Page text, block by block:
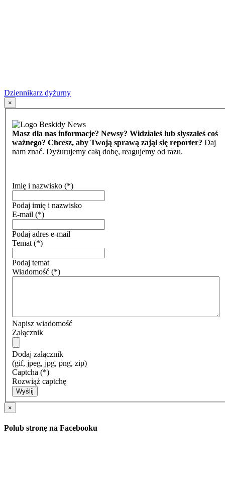
Dziennikarz dyżurny
×
Masz dla nas informacje? Newsy? Widziałeś lub słyszałeś coś
ważnego? Chcesz, aby Twoją sprawą zajął się reporter? Daj
nam znać. Dyżurujemy całą dobę, reagujemy od razu.
Imię i nazwisko (*)
Podaj imię i nazwisko
E-mail (*)
Podaj adres e-mail
Temat (*)
Podaj temat
Wiadomość (*)
Napisz wiadomość
Załącznik
Dodaj załącznik
(gif, jpeg, jpg, png, zip)
Captcha (*)
Rozwiąż captchę
Wyślij
×
Polub stronę na Facebooku